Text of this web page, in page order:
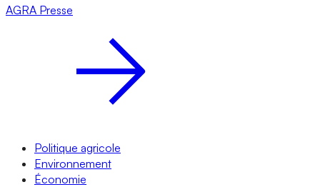
AGRA Presse
Politique agricole
Environnement
Économie